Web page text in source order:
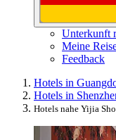
Unterkunft
Meine
Feedback
Hotels in
Hotels in
Hotels nahe Yijia